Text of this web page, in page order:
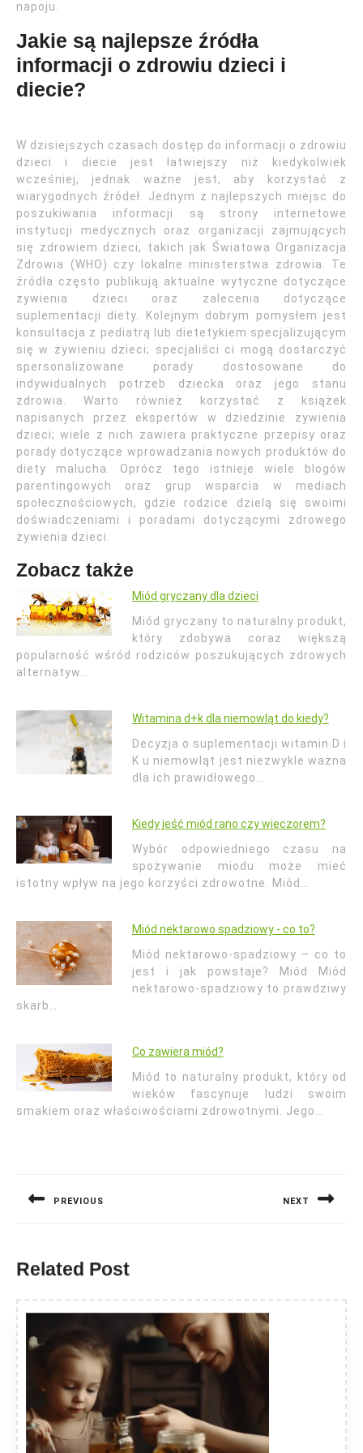
napoju.
Jakie są najlepsze źródła
informacji o zdrowiu dzieci i
diecie?
W dzisiejszych czasach dostęp do informacji o zdrowiu
dzieci i diecie jest łatwiejszy niż kiedykolwiek
wcześniej, jednak ważne jest, aby korzystać z
wiarygodnych źródeł. Jednym z najlepszych miejsc do
poszukiwania informacji są strony internetowe
instytucji medycznych oraz organizacji zajmujących
się zdrowiem dzieci, takich jak Światowa Organizacja
Zdrowia (WHO) czy lokalne ministerstwa zdrowia. Te
źródła często publikują aktualne wytyczne dotyczące
żywienia dzieci oraz zalecenia dotyczące
suplementacji diety. Kolejnym dobrym pomysłem jest
konsultacja z pediatrą lub dietetykiem specjalizującym
się w żywieniu dzieci; specjaliści ci mogą dostarczyć
spersonalizowane porady dostosowane do
indywidualnych potrzeb dziecka oraz jego stanu
zdrowia. Warto również korzystać z książek
napisanych przez ekspertów w dziedzinie żywienia
dzieci; wiele z nich zawiera praktyczne przepisy oraz
porady dotyczące wprowadzania nowych produktów do
diety malucha. Oprócz tego istnieje wiele blogów
parentingowych oraz grup wsparcia w mediach
społecznościowych, gdzie rodzice dzielą się swoimi
doświadczeniami i poradami dotyczącymi zdrowego
żywienia dzieci.
Zobacz także
Miód gryczany dla dzieci
Miód gryczany to naturalny produkt,
który zdobywa coraz większą
popularność wśród rodziców poszukujących zdrowych
alternatyw…
Witamina d+k dla niemowląt do kiedy?
Decyzja o suplementacji witamin D i
K u niemowląt jest niezwykle ważna
dla ich prawidłowego…
Kiedy jeść miód rano czy wieczorem?
Wybór odpowiedniego czasu na
spożywanie miodu może mieć
istotny wpływ na jego korzyści zdrowotne. Miód…
Miód nektarowo spadziowy - co to?
Miód nektarowo-spadziowy – co to
jest i jak powstaje? Miód Miód
nektarowo-spadziowy to prawdziwy
skarb…
Co zawiera miód?
Miód to naturalny produkt, który od
wieków fascynuje ludzi swoim
smakiem oraz właściwościami zdrowotnymi. Jego…
PREVIOUS NEXT
Related Post